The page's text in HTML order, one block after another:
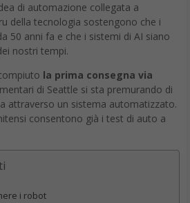
di automazione collegata a
della tecnologia sostengono che i
50 anni fa e che i sistemi di AI siano
nostri tempi.
la prima consegna via
di Seattle si sta premurando di
attraverso un sistema automatizzato.
consentono già i test di auto a
i robot